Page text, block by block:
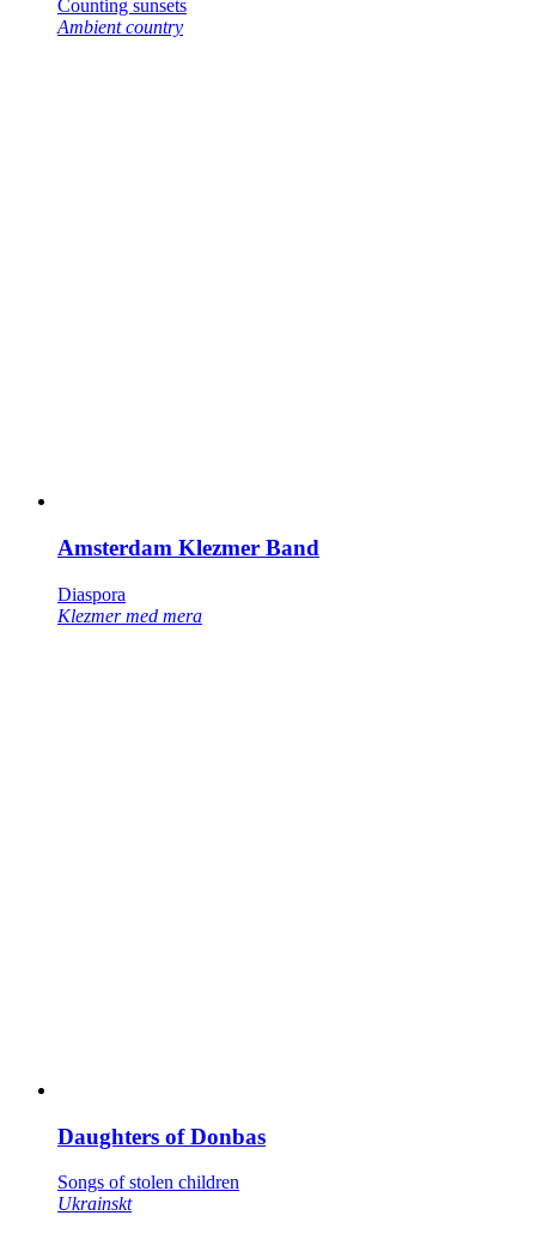
Counting sunsets
Ambient country
Amsterdam Klezmer Band
Diaspora
Klezmer med mera
Daughters of Donbas
Songs of stolen children
Ukrainskt